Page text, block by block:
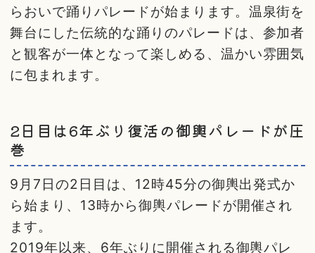
らおいで踊りパレードが始まります。温泉街を
舞台にした伝統的な踊りのパレードは、参加者
と観客が一体となって楽しめる、温かい雰囲気
に包まれます。
2日目は6年ぶり復活の御輿パレードが圧
巻
9月7日の2日目は、12時45分の御輿出発式か
ら始まり、13時から御輿パレードが開催され
ます。
2019年以来、6年ぶりに開催される御輿パレ